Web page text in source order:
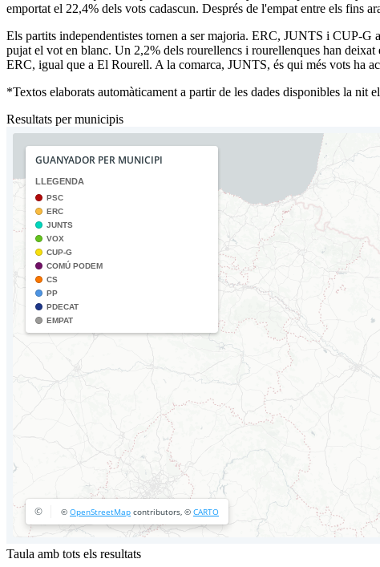
emportat el 22,4% dels vots cadascun. Després de l'empat entre els fins
Els partits independentistes tornen a ser majoria. ERC, JUNTS i CUP-G
pujat el vot en blanc. Un 2,2% dels rourellencs i rourellenques han
ERC, igual que a El Rourell. A la comarca, JUNTS, és qui més vots ha
*Textos elaborats automàticament a partir de les dades disponibles la nit
Resultats per municipis
Taula amb tots els resultats